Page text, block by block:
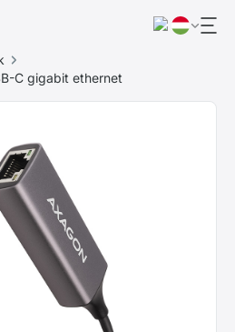
C gigabit ethernet